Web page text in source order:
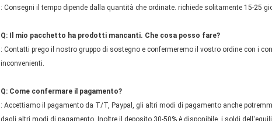
: Consegni il tempo dipende dalla quantità che ordinate. richiede solitamente 15-25
Q: Il mio pacchetto ha prodotti mancanti. Che cosa posso fare?
: Contatti prego il nostro gruppo di sostegno e confermeremo il vostro ordine con i
inconvenienti.
Q: Come confermare il pagamento?
: Accettiamo il pagamento da T/T, Paypal, gli altri modi di pagamento anche